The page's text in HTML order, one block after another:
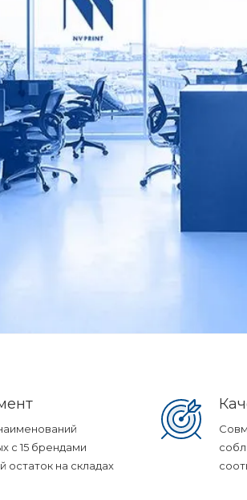
с 15 брендами
на складах